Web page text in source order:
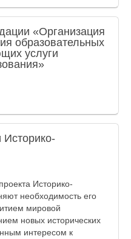
«Организация
образовательных
услуги
Историко-
необходимость его
мировой
новых исторических
интересом к